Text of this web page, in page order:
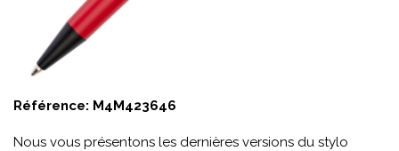
Référence: M4M423646
Nous vous présentons les dernières versions du stylo